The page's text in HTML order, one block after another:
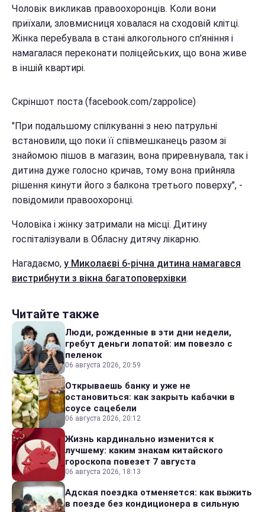
Чоловік викликав правоохоронців. Коли вони
приїхали, зловмисниця ховалася на сходовій клітці.
Жінка перебувала в стані алкогольного сп'яніння і
намагалася переконати поліцейських, що вона живе
в іншій квартирі.
Скріншот поста (facebook.com/zappolice)
"При подальшому спілкуванні з нею патрульні
встановили, що поки її співмешканець разом зі
знайомою пішов в магазин, вона приревнувала, так і
дитина дуже голосно кричав, тому вона прийняла
рішення кинути його з балкона третього поверху", -
повідомили правоохоронці.
Чоловіка і жінку затримали на місці. Дитину
госпіталізували в Обласну дитячу лікарню.
Нагадаємо, у Миколаєві 6-річна дитина намагався
вистрибнути з вікна багатоповерхівки.
Читайте также
Люди, рожденные в эти дни недели,
гребут деньги лопатой: им повезло с
пеленок
06 августа 2026, 20:59
Открываешь банку и уже не
остановиться: как закрыть кабачки в
соусе сацебели
06 августа 2026, 20:12
Жизнь кардинально изменится к
лучшему: каким знакам китайского
гороскопа повезет 7 августа
06 августа 2026, 18:13
Адская поездка отменяется: как выжить
в поезде без кондиционера в сильную